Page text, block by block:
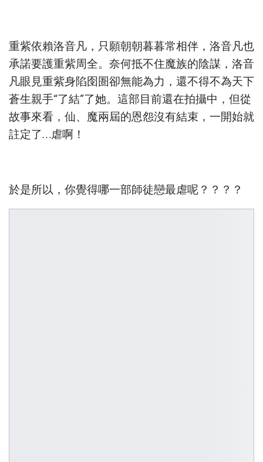
重紫依賴洛音凡，只願朝朝暮暮常相伴，洛音凡也
承諾要護重紫周全。奈何抵不住魔族的陰謀，洛音
凡眼見重紫身陷囹圄卻無能為力，還不得不為天下
蒼生親手“了結”了她。這部目前還在拍攝中，但從
故事來看，仙、魔兩屆的恩怨沒有結束，一開始就
註定了…虐啊！
於是所以，你覺得哪一部師徒戀最虐呢？？？？